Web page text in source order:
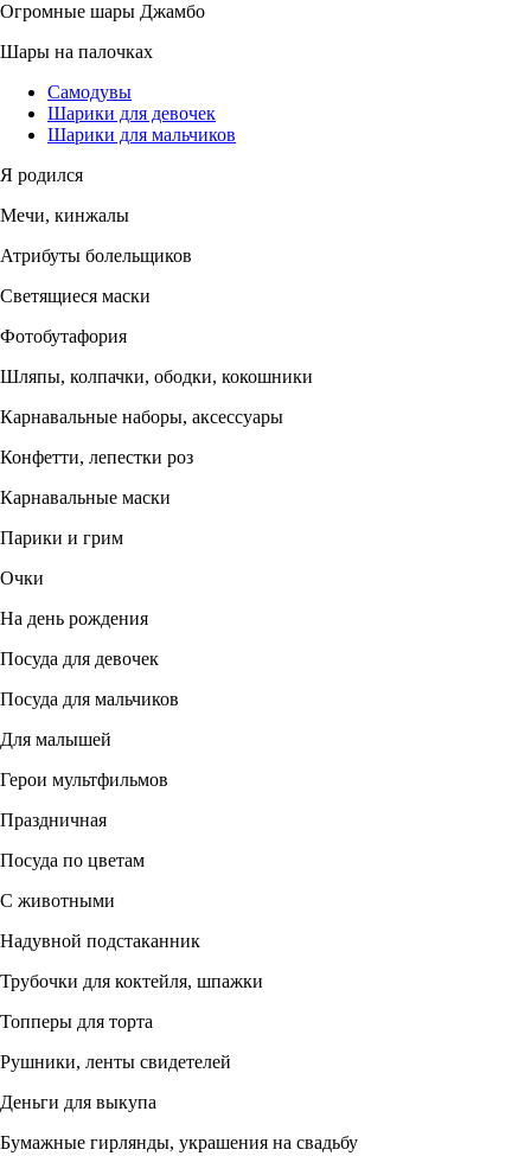
Огромные шары Джамбо
Шары на палочках
Самодувы
Шарики для девочек
Шарики для мальчиков
Я родился
Мечи, кинжалы
Атрибуты болельщиков
Светящиеся маски
Фотобутафория
Шляпы, колпачки, ободки, кокошники
Карнавальные наборы, аксессуары
Конфетти, лепестки роз
Карнавальные маски
Парики и грим
Очки
На день рождения
Посуда для девочек
Посуда для мальчиков
Для малышей
Герои мультфильмов
Праздничная
Посуда по цветам
С животными
Надувной подстаканник
Трубочки для коктейля, шпажки
Топперы для торта
Рушники, ленты свидетелей
Деньги для выкупа
Бумажные гирлянды, украшения на свадьбу